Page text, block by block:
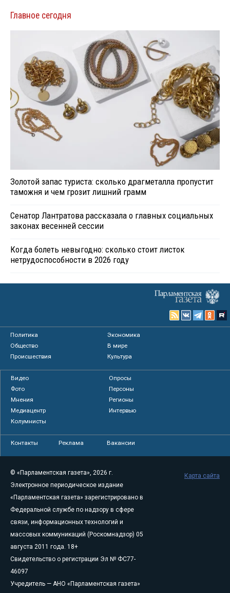
Главное сегодня
Золотой запас туриста: сколько драгметалла пропустит
таможня и чем грозит лишний грамм
Сенатор Лантратова рассказала о главных социальных
законах весенней сессии
Когда болеть невыгодно: сколько стоит листок
нетрудоспособности в 2026 году
Политика
Экономика
Общество
В мире
Происшествия
Культура
Видео
Опросы
Фото
Персоны
Мнения
Регионы
Медиацентр
Интервью
Колумнисты
Контакты Реклама Вакансии
© «Парламентская газета», 2026 г.
Электронное периодическое издание
«Парламентская газета» зарегистрировано в
Федеральной службе по надзору в сфере
связи, информационных технологий и
массовых коммуникаций (Роскомнадзор) 05
августа 2011 года. 18+
Свидетельство о регистрации Эл № ФС77-
46097
Учредитель — АНО «Парламентская газета»
Карта сайта